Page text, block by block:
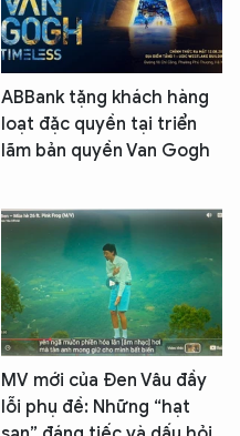
ABBank tặng khách hàng
loạt đặc quyền tại triển
lãm bản quyền Van Gogh
MV mới của Đen Vâu đầy
lỗi phụ đề: Những “hạt